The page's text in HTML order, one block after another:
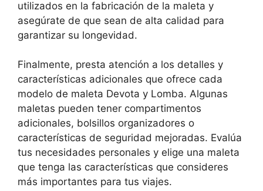
utilizados en la fabricación de la maleta y
asegúrate de que sean de alta calidad para
garantizar su longevidad.
Finalmente, presta atención a los detalles y
características adicionales que ofrece cada
modelo de maleta Devota y Lomba. Algunas
maletas pueden tener compartimentos
adicionales, bolsillos organizadores o
características de seguridad mejoradas. Evalúa
tus necesidades personales y elige una maleta
que tenga las características que consideres
más importantes para tus viajes.